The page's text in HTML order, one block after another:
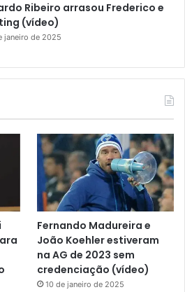
Ribeiro arrasou Frederico e
(vídeo)
janeiro de 2025
Fernando Madureira e
João Koehler estiveram
na AG de 2023 sem
credenciação (vídeo)
10 de janeiro de 2025